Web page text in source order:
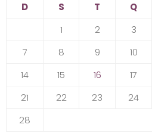
D
S T Q
1
2 3
7
8 9 10
14
15 16 17
21
22 23 24
28